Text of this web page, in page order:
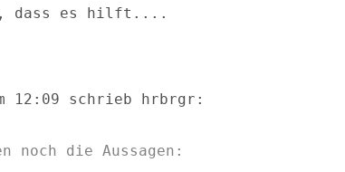
dass es hilft....
noch die Aussagen: